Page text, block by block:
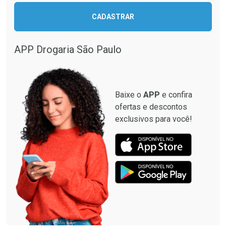
CADASTRAR
APP Drogaria São Paulo
Baixe o APP e confira
ofertas e descontos
exclusivos para você!